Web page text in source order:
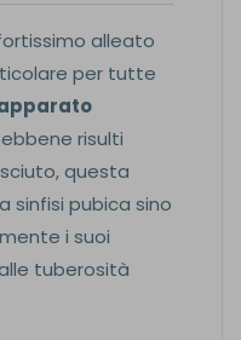
alleato
per tutte
risulti
questa
sinfisi pubica sino
i suoi
tuberosità